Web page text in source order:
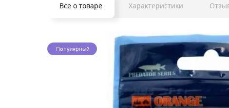
Все о товаре Характеристики
Популярный